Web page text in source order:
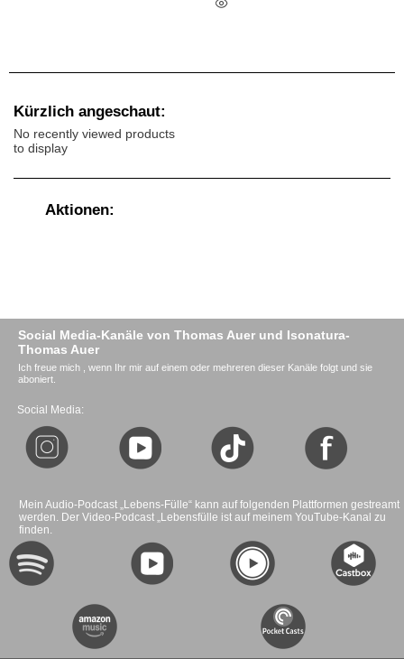
Kürzlich angeschaut:
No recently viewed products
to display
Aktionen:
Social Media-Kanäle von Thomas Auer und Isonatura-
Thomas Auer
Ich freue mich , wenn Ihr mir auf einem oder mehreren dieser Kanäle folgt und sie
aboniert.
Social Media:
Mein Audio-Podcast „Lebens-Fülle“ kann auf folgenden Plattformen gestreamt
werden. Der Video-Podcast „Lebensfülle ist auf meinem YouTube-Kanal zu
finden.